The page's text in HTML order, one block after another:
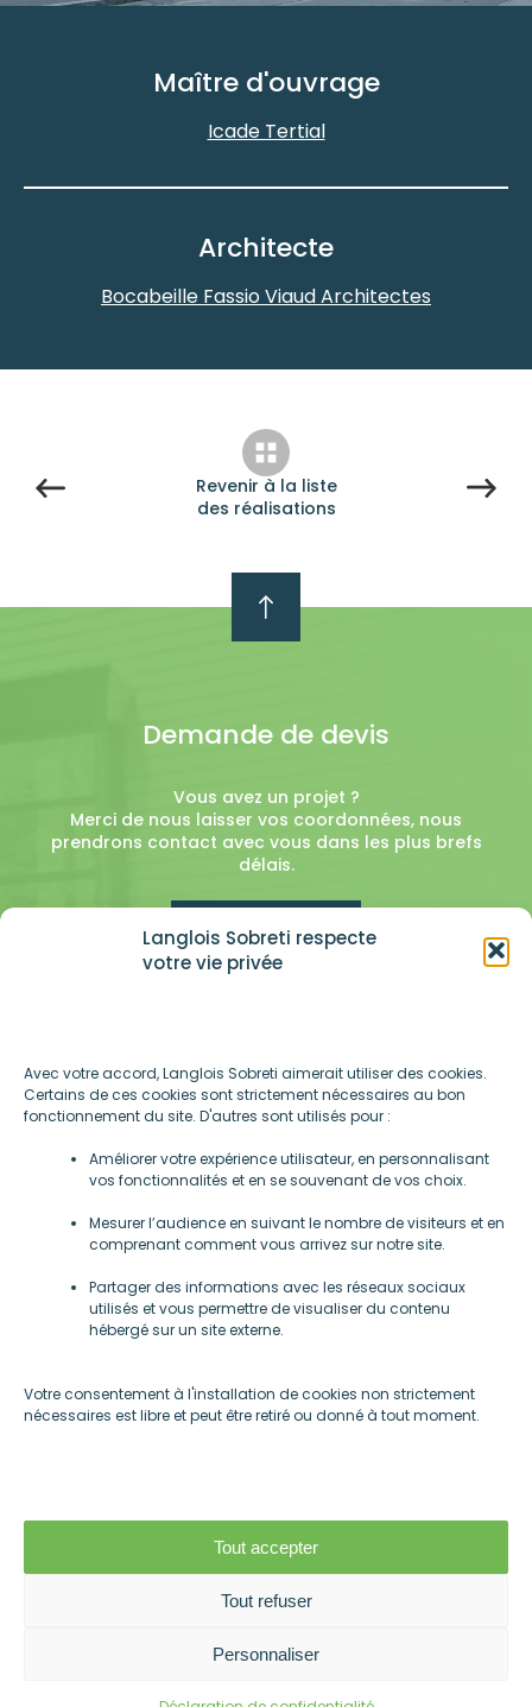
Langlois Sobreti respecte
votre vie privée
Avec votre accord, Langlois Sobreti aimerait utiliser des cookies.
Certains de ces cookies sont strictement nécessaires au bon
fonctionnement du site. D'autres sont utilisés pour :
Améliorer votre expérience utilisateur, en personnalisant
vos fonctionnalités et en se souvenant de vos choix.
Mesurer l’audience en suivant le nombre de visiteurs et en
comprenant comment vous arrivez sur notre site.
Partager des informations avec les réseaux sociaux
utilisés et vous permettre de visualiser du contenu
hébergé sur un site externe.
Votre consentement à l'installation de cookies non strictement
nécessaires est libre et peut être retiré ou donné à tout moment.
Tout accepter
Tout refuser
Personnaliser
Maître d'ouvrage
Icade Tertial
Architecte
Bocabeille Fassio Viaud Architectes
Revenir à la liste
des réalisations
Demande de devis
Vous avez un projet ?
Merci de nous laisser vos coordonnées, nous
prendrons contact avec vous dans les plus brefs
délais.
En savoir plus
-
Gestions des cookies
Société
Cloisons amovibles
Réalisations
Agences
Blog
Plan de site